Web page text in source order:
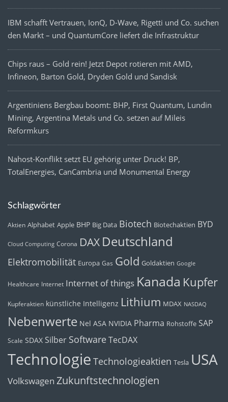
IBM schafft Vertrauen, IonQ, D-Wave, Rigetti und Co. suchen
den Markt – und QuantumCore liefert die Infrastruktur
Chips raus – Gold rein! Jetzt Depot rotieren mit AMD,
Infineon, Barton Gold, Dryden Gold und Sandisk
Argentiniens Bergbau boomt: BHP, First Quantum, Lundin
Mining, Argentina Metals und Co. setzen auf Mileis
Reformkurs
Nahost-Konflikt setzt EU gehörig unter Druck! BP,
TotalEnergies, CanCambria und Monumental Energy
Schlagwörter
Aktien Alphabet Apple BHP Big Data Biotech Biotechaktien BYD
Cloud Computing Corona DAX Deutschland
Elektromobilität Europa Gas Gold Goldaktien Google
Healthcare Internet Internet of things Kanada Kupfer
Kupferaktien künstliche Intelligenz Lithium MDAX NASDAQ
Nebenwerte Nel ASA NVIDIA Pharma Rohstoffe SAP
Scale SDAX Silber SoftwareTecDAX
Technologie Technologieaktien Tesla USA
Volkswagen Zukunftstechnologien